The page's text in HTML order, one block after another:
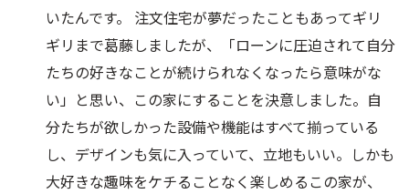
いたんです。 注文住宅が夢だったこともあってギリ
ギリまで葛藤しましたが、「ローンに圧迫されて自分
たちの好きなことが続けられなくなったら意味がな
い」と思い、この家にすることを決意しました。自
分たちが欲しかった設備や機能はすべて揃っている
し、デザインも気に入っていて、立地もいい。しかも
大好きな趣味をケチることなく楽しめるこの家が、